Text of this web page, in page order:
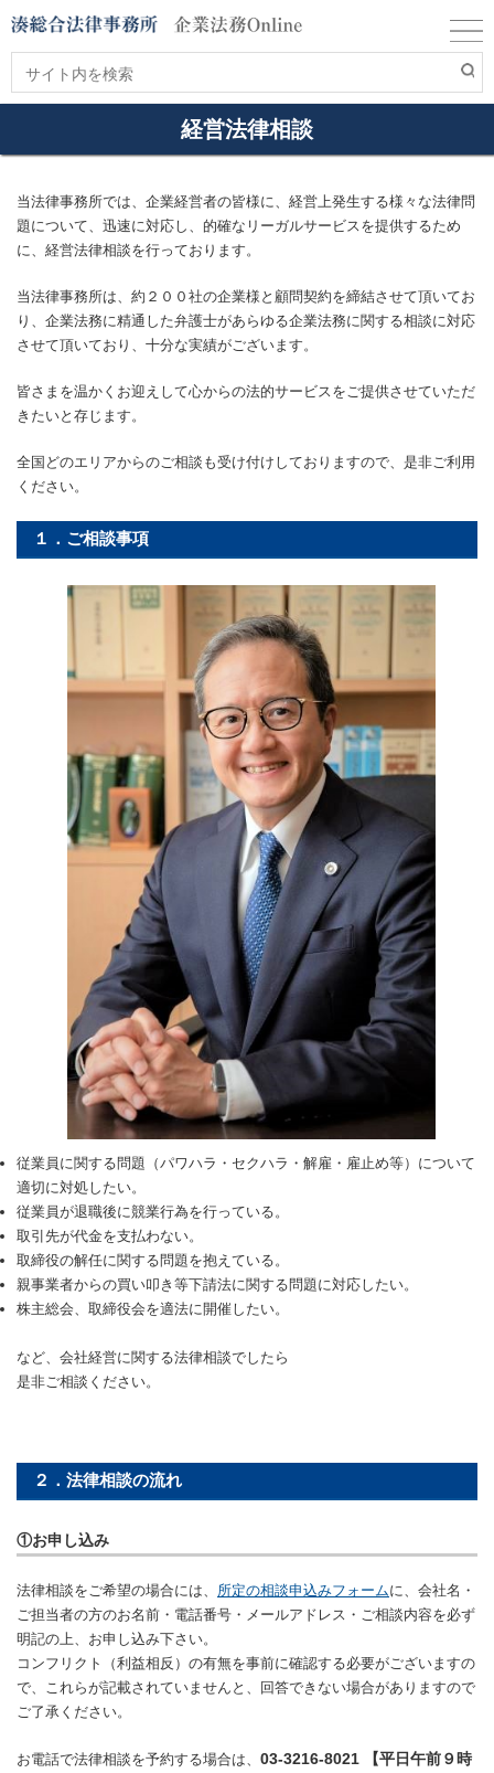
経営法律相談
当法律事務所では、企業経営者の皆様に、経営上発生する様々な法律問
題について、迅速に対応し、的確なリーガルサービスを提供するため
に、経営法律相談を行っております。
当法律事務所は、約２００社の企業様と顧問契約を締結させて頂いてお
り、企業法務に精通した弁護士があらゆる企業法務に関する相談に対応
させて頂いており、十分な実績がございます。
皆さまを温かくお迎えして心からの法的サービスをご提供させていただ
きたいと存じます。
全国どのエリアからのご相談も受け付けしておりますので、是非ご利用
ください。
１．ご相談事項
従業員に関する問題（パワハラ・セクハラ・解雇・雇止め等）について
適切に対処したい。
従業員が退職後に競業行為を行っている。
取引先が代金を支払わない。
取締役の解任に関する問題を抱えている。
親事業者からの買い叩き等下請法に関する問題に対応したい。
株主総会、取締役会を適法に開催したい。
など、会社経営に関する法律相談でしたら
是非ご相談ください。
２．法律相談の流れ
①お申し込み
法律相談をご希望の場合には、 所定の相談申込みフォームに、会社名・
ご担当者の方のお名前・電話番号・メールアドレス・ご相談内容を必ず
明記の上、お申し込み下さい。
コンフリクト（利益相反）の有無を事前に確認する必要がございますの
で、これらが記載されていませんと、回答できない場合がありますので
ご了承ください。
お電話で法律相談を予約する場合は、 03-3216-8021 【平日午前９時